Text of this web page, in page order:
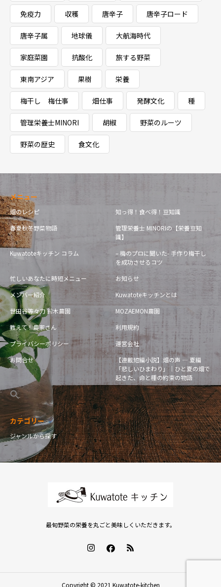
免疫力 収穫 唐辛子 唐辛子ロード
唐辛子属 地球儀 大航海時代
家庭菜園 抗酸化 旅する野菜
東南アジア 果樹 栄養
梅干し 梅仕事 畑仕事 発酵文化 種
管理栄養士MINORI 胡椒 野菜のルーツ
野菜の歴史 食文化
メニュー
畑のレシピ
知っ得！食べ得！豆知識
春夏秋冬野菜物語
管理栄養士 MINORIの【栄養豆知
識】
Kuwatoteキッチン コラム
– 梅のプロに聞いた- 手作り梅干し
を成功させるコツ
忙しいあなたに時短メニュー
お知らせ
メンバー紹介
Kuwatoteキッチンとは
世田谷等々力 鈴木農園
MOZAEMON農園
教えて！農家さん
利用規約
プライバシーポリシー
運営会社
お問合せ
【連載短編小説】畑の声 — 夏編
「悲しいひまわり」｜ひと夏の畑で
起きた、命と種の約束の物語
カテゴリー
ジャンルから探す
最旬野菜の栄養を丸ごと美味しくいただきます。
Copyright © 2021 Kuwatote-kitchen